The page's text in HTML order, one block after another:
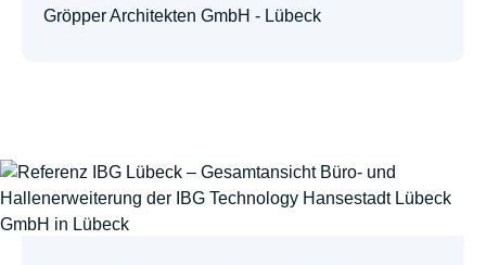
Gröpper Architekten GmbH - Lübeck